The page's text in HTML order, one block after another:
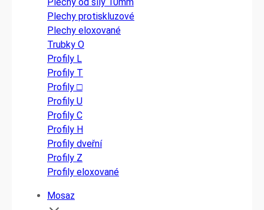
Plechy protiskluzové
Plechy eloxované
Trubky O
Profily L
Profily T
Profily □
Profily U
Profily C
Profily H
Profily dveřní
Profily Z
Profily eloxované
Mosaz